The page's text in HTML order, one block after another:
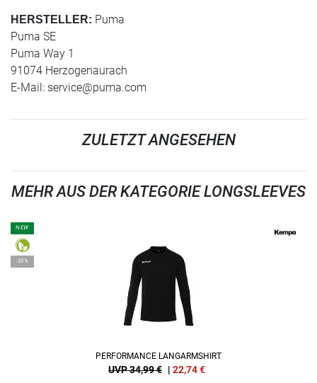
HERSTELLER: Puma
Puma SE
Puma Way 1
91074 Herzogenaurach
E-Mail: service@puma.com
ZULETZT ANGESEHEN
MEHR AUS DER KATEGORIE LONGSLEEVES
NEW
-35%
PERFORMANCE LANGARMSHIRT
UVP 34,99 € | 22,74€